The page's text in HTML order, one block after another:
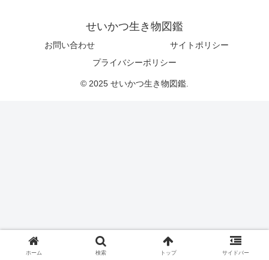
せいかつ生き物図鑑
お問い合わせ
サイトポリシー
プライバシーポリシー
© 2025 せいかつ生き物図鑑.
ホーム 検索 トップ サイドバー